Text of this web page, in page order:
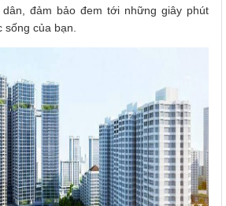
đảm bảo đem tới những giây phút
của bạn.